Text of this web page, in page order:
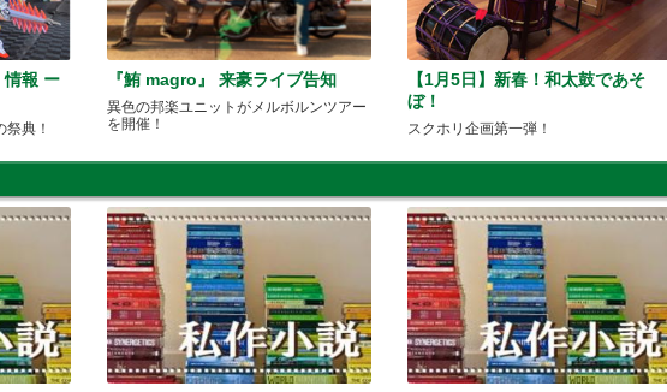
報 ー
典！
『鮪 magro』 来豪ライブ告知
異色の邦楽ユニットがメルボルンツアー
を開催！
【1月5日】新春！和太鼓であそ
ぼ！
スクホリ企画第一弾！